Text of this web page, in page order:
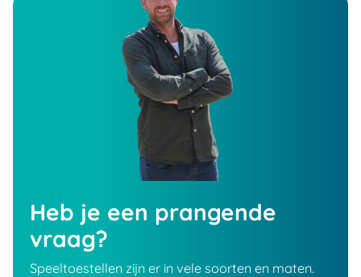
Heb je een prangende
vraag?
Speeltoestellen zijn er in vele soorten en maten.